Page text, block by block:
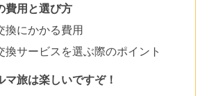
費用と選び方
換にかかる費用
換サービスを選ぶ際のポイント
マ旅は楽しいですぞ！